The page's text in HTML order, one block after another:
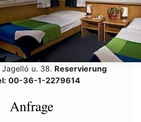
Jagelló u. 38. Reservierung
00-36-1-2279614
Anfrage